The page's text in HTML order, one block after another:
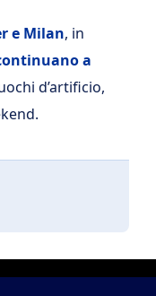
e Milan, in
a
d’artificio,